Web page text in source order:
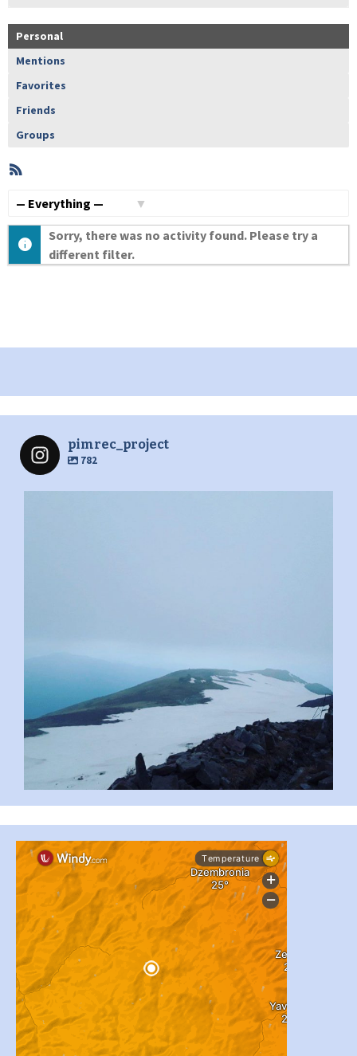
Personal
Mentions
Favorites
Friends
Groups
Member
Activities
Sorry, there was no activity found. Please try a
different filter.
pimrec_project
782
...
pimrec_project